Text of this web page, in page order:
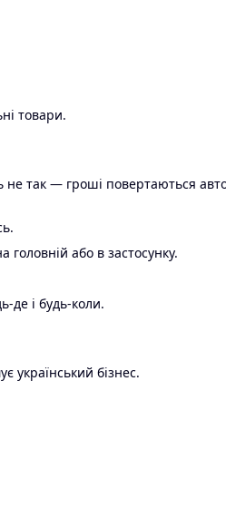
товари.
не так — гроші повертаються
або в застосунку.
де і будь-коли.
український бізнес.